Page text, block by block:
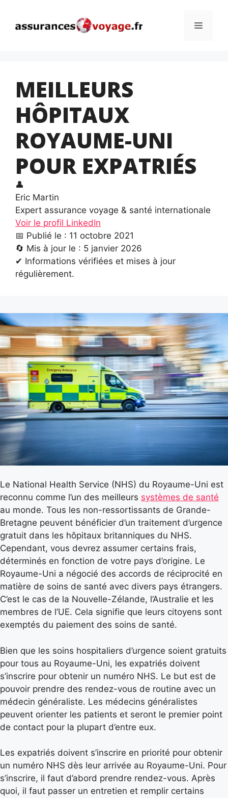
contenu
Menu
MEILLEURS
HÔPITAUX
ROYAUME-UNI
POUR EXPATRIÉS
👤
Eric Martin
Expert assurance voyage & santé internationale
Voir le profil LinkedIn
📅 Publié le : 11 octobre 2021
🔄 Mis à jour le : 5 janvier 2026
✔ Informations vérifiées et mises à jour
régulièrement.
Le National Health Service (NHS) du Royaume-Uni est
reconnu comme l’un des meilleurs systèmes de santé
au monde. Tous les non-ressortissants de Grande-
Bretagne peuvent bénéficier d’un traitement d’urgence
gratuit dans les hôpitaux britanniques du NHS.
Cependant, vous devrez assumer certains frais,
déterminés en fonction de votre pays d’origine. Le
Royaume-Uni a négocié des accords de réciprocité en
matière de soins de santé avec divers pays étrangers.
C’est le cas de la Nouvelle-Zélande, l’Australie et les
membres de l’UE. Cela signifie que leurs citoyens sont
exemptés du paiement des soins de santé.
Bien que les soins hospitaliers d’urgence soient gratuits
pour tous au Royaume-Uni, les expatriés doivent
s’inscrire pour obtenir un numéro NHS. Le but est de
pouvoir prendre des rendez-vous de routine avec un
médecin généraliste. Les médecins généralistes
peuvent orienter les patients et seront le premier point
de contact pour la plupart d’entre eux.
Les expatriés doivent s’inscrire en priorité pour obtenir
un numéro NHS dès leur arrivée au Royaume-Uni. Pour
s’inscrire, il faut d’abord prendre rendez-vous. Après
quoi, il faut passer un entretien et remplir certains